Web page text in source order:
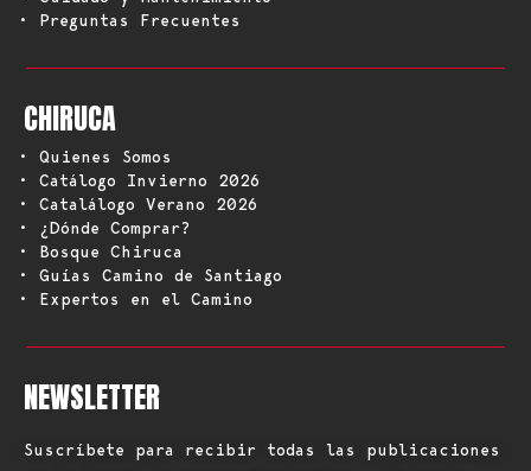
• Preguntas Frecuentes
CHIRUCA
• Quienes Somos
• Catálogo Invierno 2026
• Catalálogo Verano 2026
• ¿Dónde Comprar?
• Bosque Chiruca
• Guías Camino de Santiago
• Expertos en el Camino
NEWSLETTER
Suscríbete para recibir todas las publicaciones